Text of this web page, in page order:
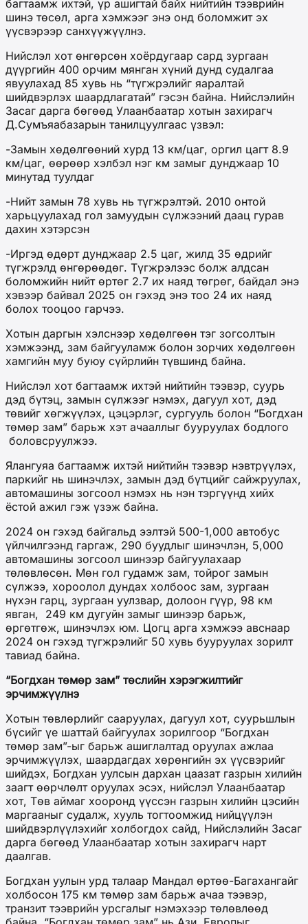
багтаамж ихтэй, үр ашигтай байх нийтийн тээврийн
шинэ төсөл, арга хэмжээг энэ онд боломжит эх
үүсвэрээр санхүүжүүлнэ.
Нийслэл хот өнгөрсөн хоёрдугаар сард зургаан
дүүргийн 400 орчим мянган хүний дунд судалгаа
явуулахад 85 хувь нь “түгжрэлийг яаралтай
шийдвэрлэх шаардлагатай” гэсэн байна. Нийслэлийн
Засаг дарга бөгөөд Улаанбаатар хотын захирагч
Д.Сумъяабазарын танилцуулгаас үзвэл:
-Замын хөдөлгөөний хурд 13 км/цаг, оргил цагт 8.9
км/цаг, өөрөөр хэлбэл нэг км замыг дунджаар 10
минутад туулдаг
-Нийт замын 78 хувь нь түгжрэлтэй. 2010 онтой
харьцуулахад гол замуудын сүлжээний даац гурав
дахин хэтэрсэн
-Иргэд өдөрт дунджаар 2.5 цаг, жилд 35 өдрийг
түгжрэлд өнгөрөөдөг. Түгжрэлээс болж алдсан
боломжийн нийт өртөг 2.7 их наяд төгрөг, байдал энэ
хэвээр байвал 2025 он гэхэд энэ тоо 24 их наяд
болох тооцоо гарчээ.
Хотын даргын хэлснээр хөдөлгөөн тэг зогсолтын
хэмжээнд, зам байгууламж болон зорчих хөдөлгөөн
хамгийн муу буюу сүйрлийн түвшинд байна.
Нийслэл хот багтаамж ихтэй нийтийн тээвэр, суурь
дэд бүтэц, замын сүлжээг нэмэх, дагуул хот, дэд
төвийг хөгжүүлэх, цэцэрлэг, сургууль болон “Богдхан
төмөр зам” барьж хэт ачааллыг бууруулах бодлого
боловсруулжээ.
Ялангуяа багтаамж ихтэй нийтийн тээвэр нэвтрүүлэх,
паркийг нь шинэчлэх, замын дэд бүтцийг сайжруулах,
автомашины зогсоол нэмэх нь нэн тэргүүнд хийх
ёстой ажил гэж үзэж байна.
2024 он гэхэд байгальд ээлтэй 500-1,000 автобус
үйлчилгээнд гаргаж, 290 буудлыг шинэчлэн, 5,000
автомашины зогсоол шинээр байгуулахаар
төлөвлөсөн. Мөн гол гудамж зам, тойрог замын
сүлжээ, хороолол дундах холбоос зам, зургаан
нүхэн гарц, зургаан уулзвар, долоон гүүр, 98 км
явган, 249 км дугуйн замыг шинээр барьж,
өргөтгөж, шинэчлэх юм. Цогц арга хэмжээ авснаар
2024 он гэхэд түгжрэлийг 50 хувь бууруулах зорилт
тавиад байна.
“Богдхан төмөр зам” төслийн хэрэгжилтийг
эрчимжүүлнэ
Хотын төвлөрлийг сааруулах, дагуул хот, суурьшлын
бүсийг үе шаттай байгуулах зорилгоор “Богдхан
төмөр зам”-ыг барьж ашиглалтад оруулах ажлаа
эрчимжүүлэх, шаардагдах хөрөнгийн эх үүсвэрийг
шийдэх, Богдхан уулсын дархан цаазат газрын хилийн
заагт өөрчлөлт оруулах эсэх, нийслэл Улаанбаатар
хот, Төв аймаг хооронд үүссэн газрын хилийн цэсийн
маргааныг судалж, хууль тогтоомжид нийцүүлэн
шийдвэрлүүлэхийг холбогдох сайд, Нийслэлийн Засаг
дарга бөгөөд Улаанбаатар хотын захирагч нарт
даалгав.
Богдхан уулын урд талаар Мандал өртөө-Багахангайг
холбосон 175 км төмөр зам барьж ачаа тээвэр,
транзит тээврийн урсгалыг нэмэхээр төлөвлөөд